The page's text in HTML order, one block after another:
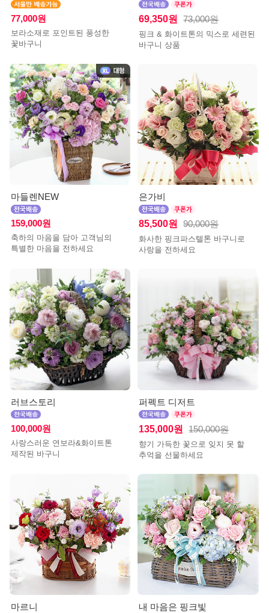
77,000원
보라소재로 포인트된 풍성한
꽃바구니
69,350원 73,000원
핑크 & 화이트톤의 믹스로 세련된
바구니 상품
마들렌NEW
159,000원
축하의 마음을 담아 고객님의
특별한 마음을 전하세요
은가비
85,500원 90,000원
화사한 핑크파스텔톤 바구니로
사랑을 전하세요
러브스토리
100,000원
사랑스러운 연보라&화이트톤
제작된 바구니
퍼펙트 디저트
135,000원 150,000원
향기 가득한 꽃으로 잊지 못 할
추억을 선물하세요
마르니 내 마음은 핑크빛